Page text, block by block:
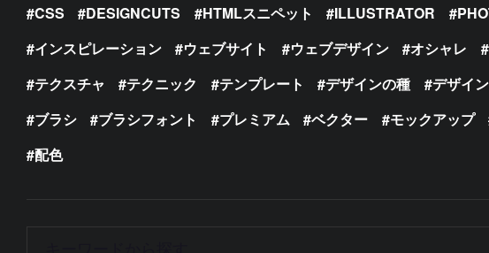
CSS DESIGNCUTS HTMLスニペット ILLUSTRATOR
インスピレーション
ウェブサイト ウェブデザイン オシャレ
テクスチャ
テクニック テンプレート デザインの種 デザイ
ブラシ
ブラシフォント プレミアム ベクター モックアップ
配色